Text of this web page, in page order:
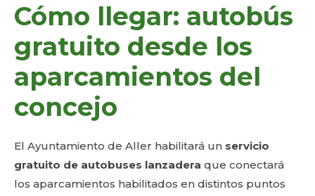
Cómo llegar: autobús
gratuito desde los
aparcamientos del
concejo
El Ayuntamiento de Aller habilitará un servicio
gratuito de autobuses lanzadera que conectará
los aparcamientos habilitados en distintos puntos